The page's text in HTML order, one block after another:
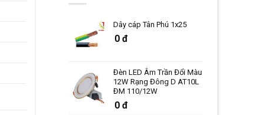
Dây cáp Tân Phú 1x25
0 đ
Đèn LED Âm Trần Đổi Màu
12W Rạng Đông D AT10L
ĐM 110/12W
0 đ